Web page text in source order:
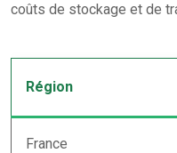
coûts de stockage et de
Région
France